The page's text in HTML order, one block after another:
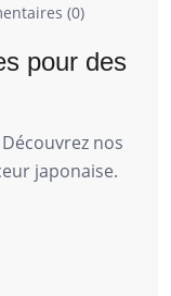
(0)
pour des
nos
japonaise.